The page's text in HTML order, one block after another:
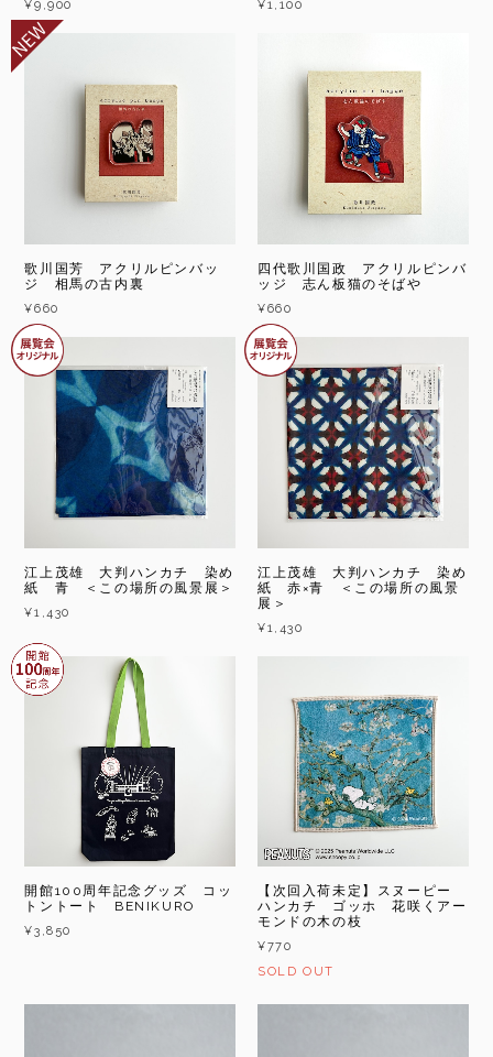
¥9,900 ¥1,100
歌川国芳 アクリルピンバッ
ジ 相馬の古内裏
¥660
四代歌川国政 アクリルピンバ
ッジ 志ん板猫のそばや
¥660
江上茂雄 大判ハンカチ 染め
紙 青 ＜この場所の風景展＞
¥1,430
江上茂雄 大判ハンカチ 染め
紙 赤×青 ＜この場所の風景
展＞
¥1,430
開館100周年記念グッズ コッ
トントート BENIKURO
¥3,850
【次回入荷未定】スヌーピー
ハンカチ ゴッホ 花咲くアー
モンドの木の枝
¥770
SOLD OUT